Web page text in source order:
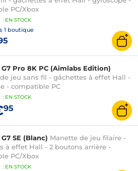
PC/Xbox
: EN STOCK
1 boutique
G7 Pro 8K PC (Aimlabs Edition)
jeu sans fil - gâchettes à effet Hall -
- compatible PC
: EN STOCK
95
SE (Blanc) Manette de jeu filaire -
à effet Hall - 2 boutons arrière -
PC/Xbox
: EN STOCK